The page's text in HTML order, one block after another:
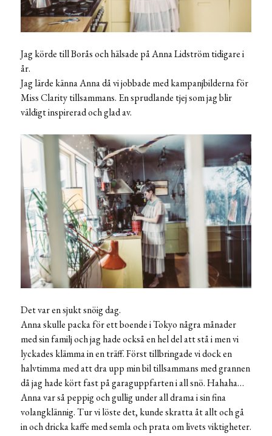
Jag körde till Borås och hälsade på Anna Lidström tidigare i
år.
Jag lärde känna Anna då vi jobbade med kampanjbilderna för
Miss Clarity tillsammans. En sprudlande tjej som jag blir
väldigt inspirerad och glad av.
Det var en sjukt snöig dag.
Anna skulle packa för ett boende i Tokyo några månader
med sin familj och jag hade också en hel del att stå i men vi
lyckades klämma in en träff. Först tillbringade vi dock en
halvtimma med att dra upp min bil tillsammans med grannen
då jag hade kört fast på garaguppfarten i all snö. Hahaha…
Anna var så peppig och gullig under all drama i sin fina
volangklännig. Tur vi löste det, kunde skratta åt allt och gå
in och dricka kaffe med semla och prata om livets viktigheter.